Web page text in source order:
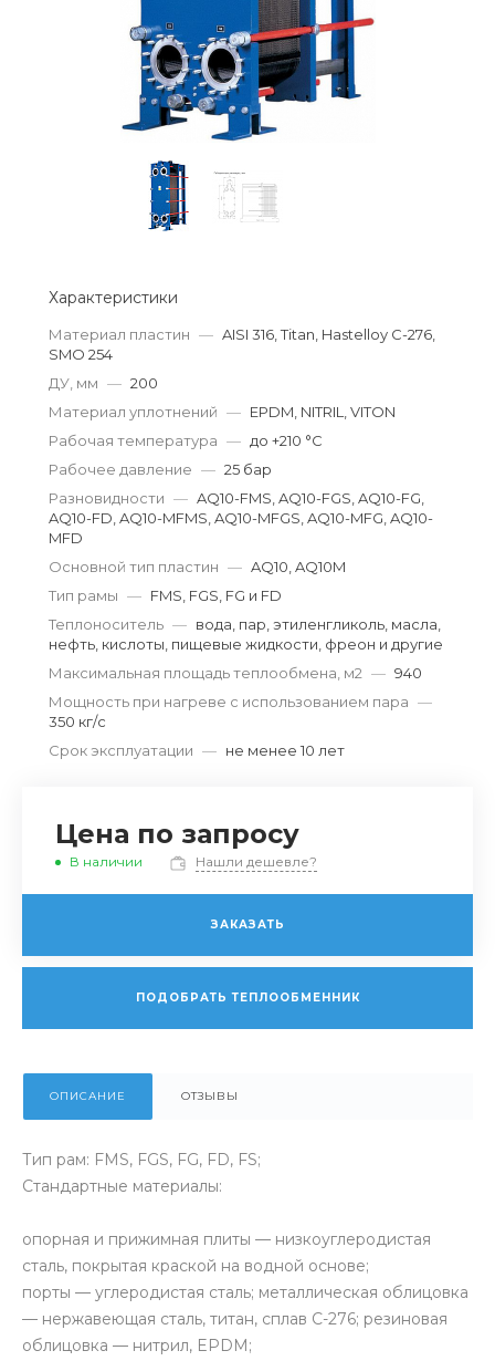
Характеристики
Материал пластин — AISI 316, Titan, Hastelloy C-276,
SMO 254
ДУ, мм — 200
Материал уплотнений — EPDM, NITRIL, VITON
Рабочая температура — до +210 °С
Рабочее давление — 25 бар
Разновидности — AQ10-FMS, AQ10-FGS, AQ10-FG,
AQ10-FD, AQ10-MFMS, AQ10-MFGS, AQ10-MFG, AQ10-
MFD
Основной тип пластин — AQ10, AQ10M
Тип рамы — FMS, FGS, FG и FD
Теплоноситель — вода, пар, этиленгликоль, масла,
нефть, кислоты, пищевые жидкости, фреон и другие
Максимальная площадь теплообмена, м2 — 940
Мощность при нагреве с использованием пара —
350 кг/c
Срок эксплуатации — не менее 10 лет
Цена по запросу
В наличии Нашли дешевле?
ЗАКАЗАТЬ
ПОДОБРАТЬ ТЕПЛООБМЕННИК
ОПИСАНИЕ ОТЗЫВЫ
Тип рам: FMS, FGS, FG, FD, FS;
Стандартные материалы:
опорная и прижимная плиты — низкоуглеродистая
сталь, покрытая краской на водной основе;
порты — углеродистая сталь; металлическая облицовка
— нержавеющая сталь, титан, сплав C-276; резиновая
облицовка — нитрил, EPDM;